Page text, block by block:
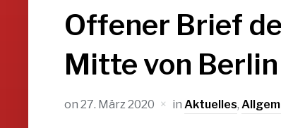
Offener Brief
Mitte von Berlin
on 27. März 2020 in Aktuelles,